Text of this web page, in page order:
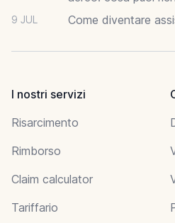
9 JUL Come diventare
I nostri servizi
Risarcimento
Rimborso
Claim calculator
Tariffario